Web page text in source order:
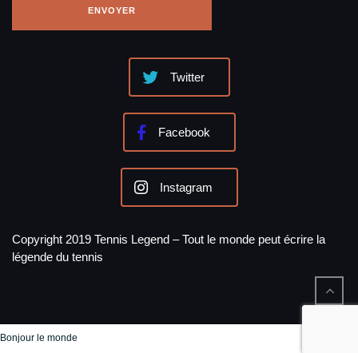
Twitter
Facebook
Instagram
Copyright 2019 Tennis Legend – Tout le monde peut écrire la
légende du tennis
Bonjour le monde